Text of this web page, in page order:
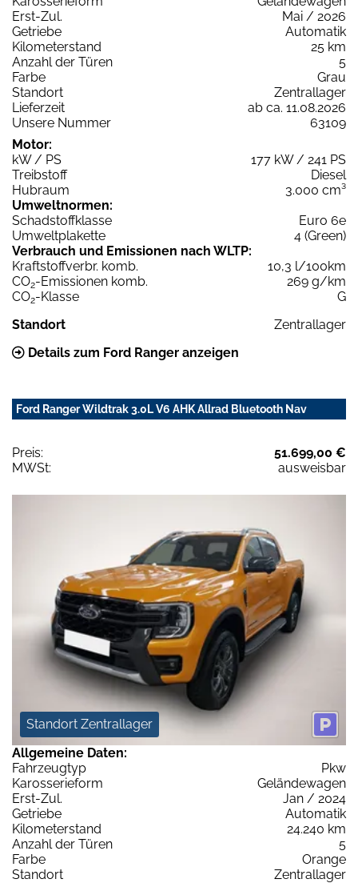
Erst-Zul.
Mai / 2026
Getriebe
Automatik
Kilometerstand
25 km
Anzahl der Türen
5
Farbe
Grau
Standort
Zentrallager
Lieferzeit
ab ca. 11.08.2026
Unsere Nummer
63109
Motor:
kW / PS
177 kW / 241 PS
Treibstoff
Diesel
Hubraum
3.000 cm³
Umweltnormen:
Schadstoffklasse
Euro 6e
Umweltplakette
4 (Green)
Verbrauch und Emissionen nach WLTP:
Kraftstoffverbr. komb.
10,3 l/100km
CO2-Emissionen komb.
269 g/km
CO2-Klasse
G
Standort
Zentrallager
Details zum Ford Ranger anzeigen
Ford Ranger Wildtrak 3.0L V6 AHK Allrad Bluetooth Nav
Preis:
51.699,00 €
MWSt:
ausweisbar
Standort Zentrallager
Allgemeine Daten:
Fahrzeugtyp
Pkw
Karosserieform
Geländewagen
Erst-Zul.
Jan / 2024
Getriebe
Automatik
Kilometerstand
24.240 km
Anzahl der Türen
5
Farbe
Orange
Standort
Zentrallager